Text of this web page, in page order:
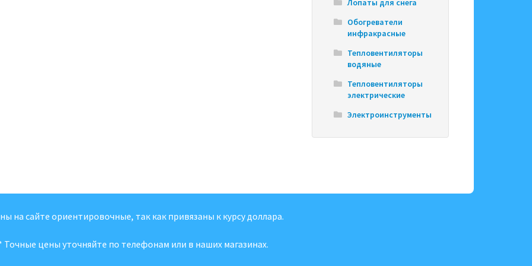
Лопаты для снега
Обогреватели
инфракрасные
Тепловентиляторы
водяные
Тепловентиляторы
электрические
Электроинструменты
на сайте ориентировочные, так как привязаны к курсу доллара.
Точные цены уточняйте по телефонам или в наших магазинах.